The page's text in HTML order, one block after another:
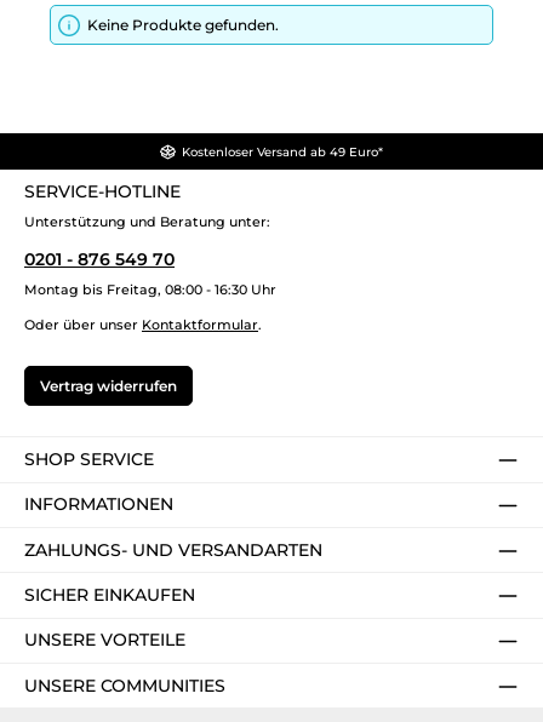
Keine Produkte gefunden.
Kostenloser Versand ab 49 Euro*
SERVICE-HOTLINE
Unterstützung und Beratung unter:
0201 - 876 549 70
Montag bis Freitag, 08:00 - 16:30 Uhr
Oder über unser Kontaktformular.
Vertrag widerrufen
SHOP SERVICE
INFORMATIONEN
ZAHLUNGS- UND VERSANDARTEN
SICHER EINKAUFEN
UNSERE VORTEILE
UNSERE COMMUNITIES